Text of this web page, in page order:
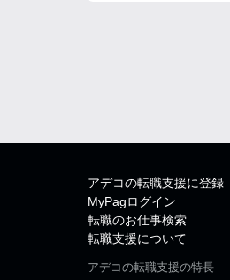
アデコの転職支援に登録
MyPagログイン
転職のお仕事検索
転職支援について
アデコの転職支援の特長